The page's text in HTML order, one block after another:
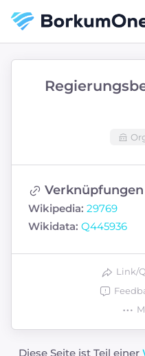
Verknüpfungen
Wikipedia: 29769
Wikidata: Q445936
Link/
Diese Seite ist Teil einer